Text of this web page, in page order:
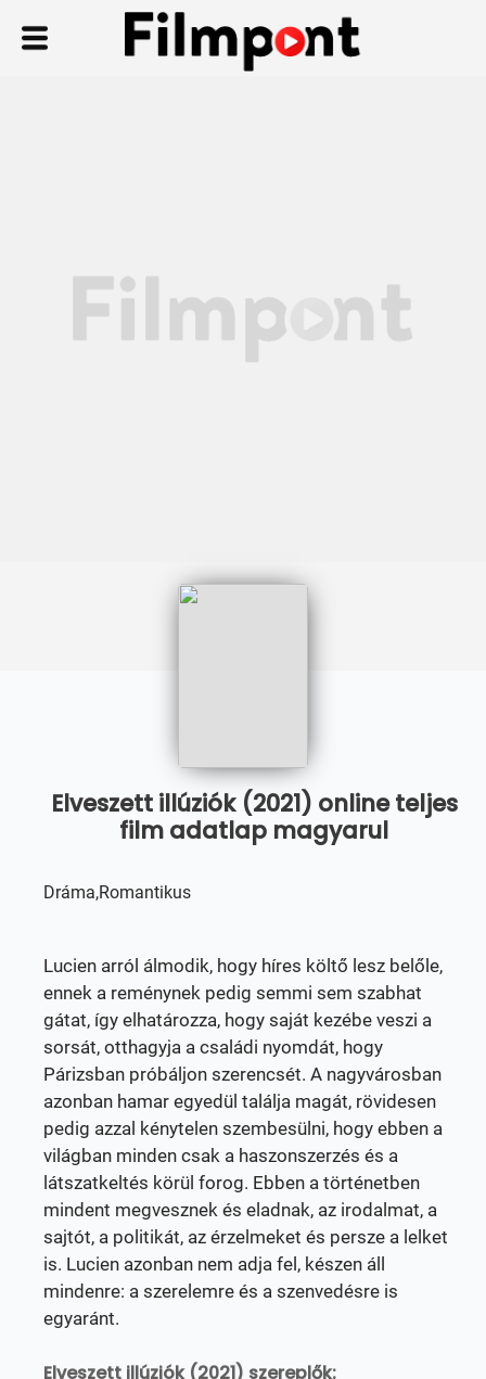
Elveszett illúziók (2021) online teljes
film adatlap magyarul
Dráma,Romantikus
Lucien arról álmodik, hogy híres költő lesz belőle,
ennek a reménynek pedig semmi sem szabhat
gátat, így elhatározza, hogy saját kezébe veszi a
sorsát, otthagyja a családi nyomdát, hogy
Párizsban próbáljon szerencsét. A nagyvárosban
azonban hamar egyedül találja magát, rövidesen
pedig azzal kénytelen szembesülni, hogy ebben a
világban minden csak a haszonszerzés és a
látszatkeltés körül forog. Ebben a történetben
mindent megvesznek és eladnak, az irodalmat, a
sajtót, a politikát, az érzelmeket és persze a lelket
is. Lucien azonban nem adja fel, készen áll
mindenre: a szerelemre és a szenvedésre is
egyaránt.
Elveszett illúziók (2021) szereplők: